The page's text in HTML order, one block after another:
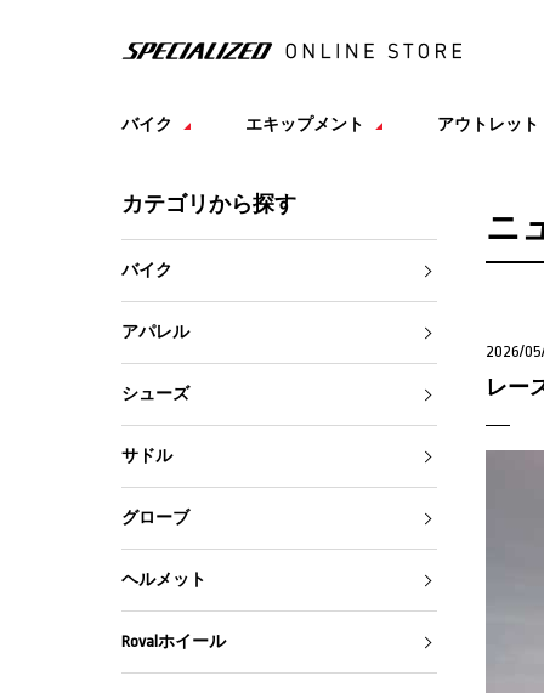
バイク エキップメント アウトレット
カテゴリから探す
バイク
アパレル
シューズ
サドル
グローブ
ヘルメット
Rovalホイール
ニ
2026/
レー